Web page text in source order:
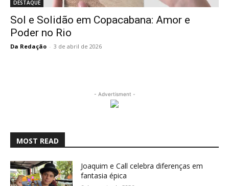
DESTAQUE
Sol e Solidão em Copacabana: Amor e
Poder no Rio
Da Redação - 3 de abril de 2026
- Advertisment -
MOST READ
Joaquim e Call celebra diferenças em
fantasia épica